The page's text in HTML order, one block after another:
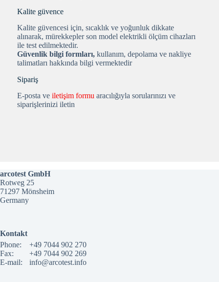
Kalite güvence
Kalite güvencesi için, sıcaklık ve yoğunluk dikkate
alınarak, mürekkepler son model elektrikli ölçüm cihazları
ile test edilmektedir.
Güvenlik bilgi formları, kullanım, depolama ve nakliye
talimatları hakkında bilgi vermektedir
Sipariş
E-posta ve iletişim formu aracılığıyla sorularınızı ve
siparişlerinizi iletin
arcotest GmbH
Rotweg 25
71297 Mönsheim
Germany
Kontakt
Phone:
+49 7044 902 270
Fax:
+49 7044 902 269
E-mail:
info@arcotest.info